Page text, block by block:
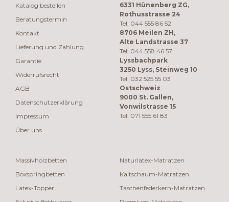
Katalog bestellen
Beratungstermin
Kontakt
Lieferung und Zahlung
Garantie
Widerrufsrecht
AGB
Datenschutzerklärung
Impressum
Über uns
6331 Hünenberg ZG,
Rothusstrasse 24
Tel: 044 555 86 52
8706 Meilen ZH,
Alte Landstrasse 37
Tel: 044 558 46 57
Lyssbachpark
3250 Lyss, Steinweg 10
Tel: 032 525 55 03
Ostschweiz
9000 St. Gallen,
Vonwilstrasse 15
Tel: 071 555 61 83
Massivholzbetten
Boxspringbetten
Latex-Topper
Naturlatex-Matratzen
Kaltschaum-Matratzen
Taschenfederkern-Matratzen